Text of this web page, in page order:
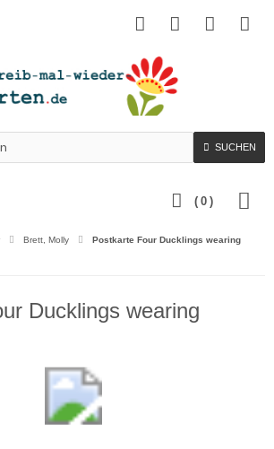
SUCHEN
( 0 )
Brett, Molly
Postkarte Four Ducklings wearing
Ducklings wearing